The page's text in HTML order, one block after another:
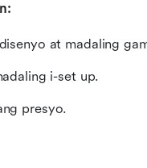
at madaling
i-set up.
presyo.